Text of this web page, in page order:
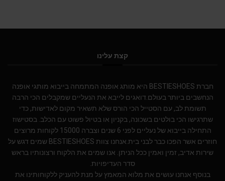
קצת עלינו
חברת BESTIESHOES היא מותג אופנה המתמחה בייבוא מותגי אופנה
הנחשבים ביותר בעולם.דואגים לייבא את הנעליים שמקבלים הכי הרבה
תשומת לב, עם הסטייל הכי הורס שלא תשאיר מקום לאדישות, כדי
שתרגישו הכי בולטים בשכונה, בקניון או בטיול פשוט עם הכלב. בסטישוז
התחילה בייבוא של נעליים לפני 6 שנים וצברה 15000 לקוחות מרוצים
חוזרים אשר הפכו כבר לבני בית.אנחנו צוות BESTIESHOES שמים דגש על
שירות אדיב, זמין ואמין ככל הניתן. אנו שמים את הלקוח ורצונותיו בראש
סדר העדיפויות.
בנוסף אנחנו עושים את מלוא המאמץ על מנת להעניק ללקוחותינו את